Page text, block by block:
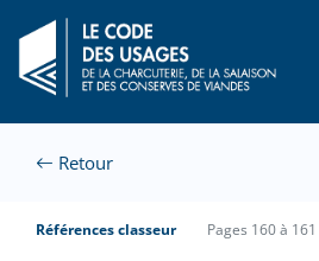
Retour
Références classeur Pages 160 à